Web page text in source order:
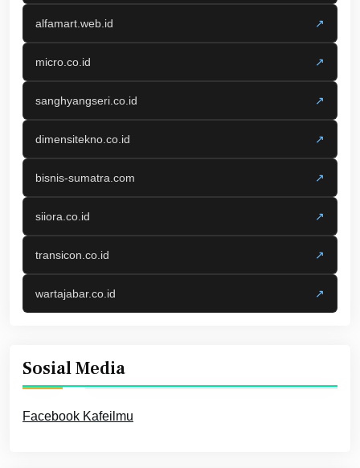
alfamart.web.id ↗
micro.co.id ↗
sanghyangseri.co.id ↗
dimensitekno.co.id ↗
bisnis-sumatra.com ↗
siiora.co.id ↗
transicon.co.id ↗
wartajabar.co.id ↗
Sosial Media
Facebook Kafeilmu